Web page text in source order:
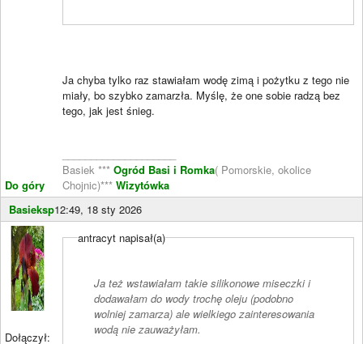
Do góry
Ja chyba tylko raz stawiałam wodę zimą i pożytku z tego nie
miały, bo szybko zamarzła. Myślę, że one sobie radzą bez
tego, jak jest śnieg.
Basiek *** Ogród Basi i Romka( Pomorskie, okolice
Chojnic)*** Wizytówka
Basieksp12:49, 18 sty 2026
Dołączył:
antracyt napisał(a)
Ja też wstawiałam takie silikonowe miseczki i
dodawałam do wody trochę oleju (podobno
wolniej zamarza) ale wielkiego zainteresowania
wodą nie zauważyłam.